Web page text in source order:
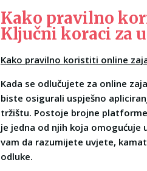
Kako pravilno
Ključni koraci za
Kako pravilno koristiti online
Kada se odlučujete za online
biste osigurali uspješno
tržištu. Postoje brojne
je jedna od njih koja omogućuje
vam da razumijete uvjete,
odluke.